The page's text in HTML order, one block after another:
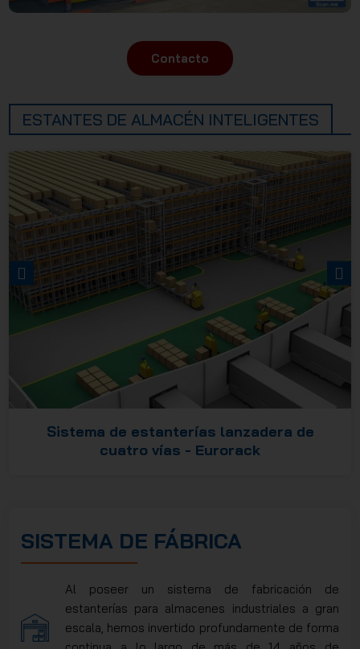
Contacto
ESTANTES DE ALMACÉN INTELIGENTES
PREVIOUS
Sistema de estanterías lanzadera de
cuatro vías - Eurorack
NEXT
SISTEMA DE FÁBRICA
Al poseer un sistema de fabricación de
estanterías para almacenes industriales a gran
escala, hemos invertido profundamente de forma